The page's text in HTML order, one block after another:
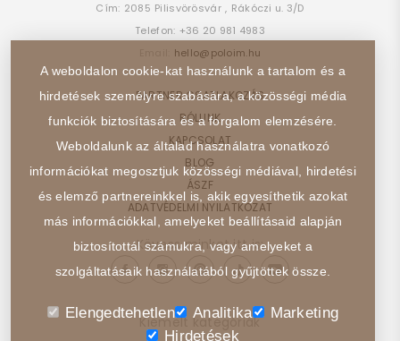
Cím: 2085 Pilisvörösvár , Rákóczi u. 3/D
Telefon: +36 20 981 4983
hello@poloim.hu
PARTNER CSATLAKOZÁS
RÓLUNK
KAPCSOLAT
BLOG
ÁSZF
ADATVÉDELMI NYILATKOZAT
Kövess minket itt is:
Kiemelt kategóriák
A weboldalon cookie-kat használunk a tartalom és a
hirdetések személyre szabására, a közösségi média
funkciók biztosítására és a forgalom elemzésére.
Weboldalunk az általad használatra vonatkozó
információkat megosztjuk közösségi médiával, hirdetési
és elemző partnereinkkel is, akik egyesíthetik azokat
más információkkal, amelyeket beállításaid alapján
biztosítottál számukra, vagy amelyeket a
szolgáltatásaik használatából gyűjtöttek össze.
Elengedtehetlen Analitika
Marketing
Hirdetések